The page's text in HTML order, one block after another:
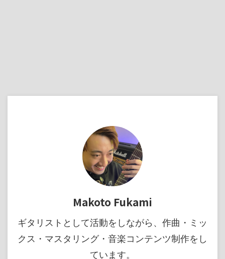
Makoto Fukami
ギタリストとして活動をしながら、作曲・ミッ
クス・マスタリング・音楽コンテンツ制作をし
ています。